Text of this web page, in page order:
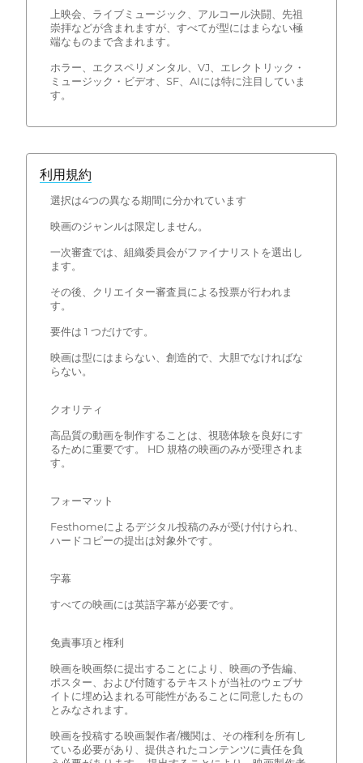
上映会、ライブミュージック、アルコール決闘、先祖
崇拝などが含まれますが、すべてが型にはまらない極
端なものまで含まれます。
ホラー、エクスペリメンタル、VJ、エレクトリック・
ミュージック・ビデオ、SF、AIには特に注目していま
す。
利用規約
選択は4つの異なる期間に分かれています
映画のジャンルは限定しません。
一次審査では、組織委員会がファイナリストを選出し
ます。
その後、クリエイター審査員による投票が行われま
す。
要件は 1 つだけです。
映画は型にはまらない、創造的で、大胆でなければな
らない。
クオリティ
高品質の動画を制作することは、視聴体験を良好にす
るために重要です。 HD 規格の映画のみが受理されま
す。
フォーマット
Festhomeによるデジタル投稿のみが受け付けられ、
ハードコピーの提出は対象外です。
字幕
すべての映画には英語字幕が必要です。
免責事項と権利
映画を映画祭に提出することにより、映画の予告編、
ポスター、および付随するテキストが当社のウェブサ
イトに埋め込まれる可能性があることに同意したもの
とみなされます。
映画を投稿する映画製作者/機関は、その権利を所有し
ている必要があり、提供されたコンテンツに責任を負